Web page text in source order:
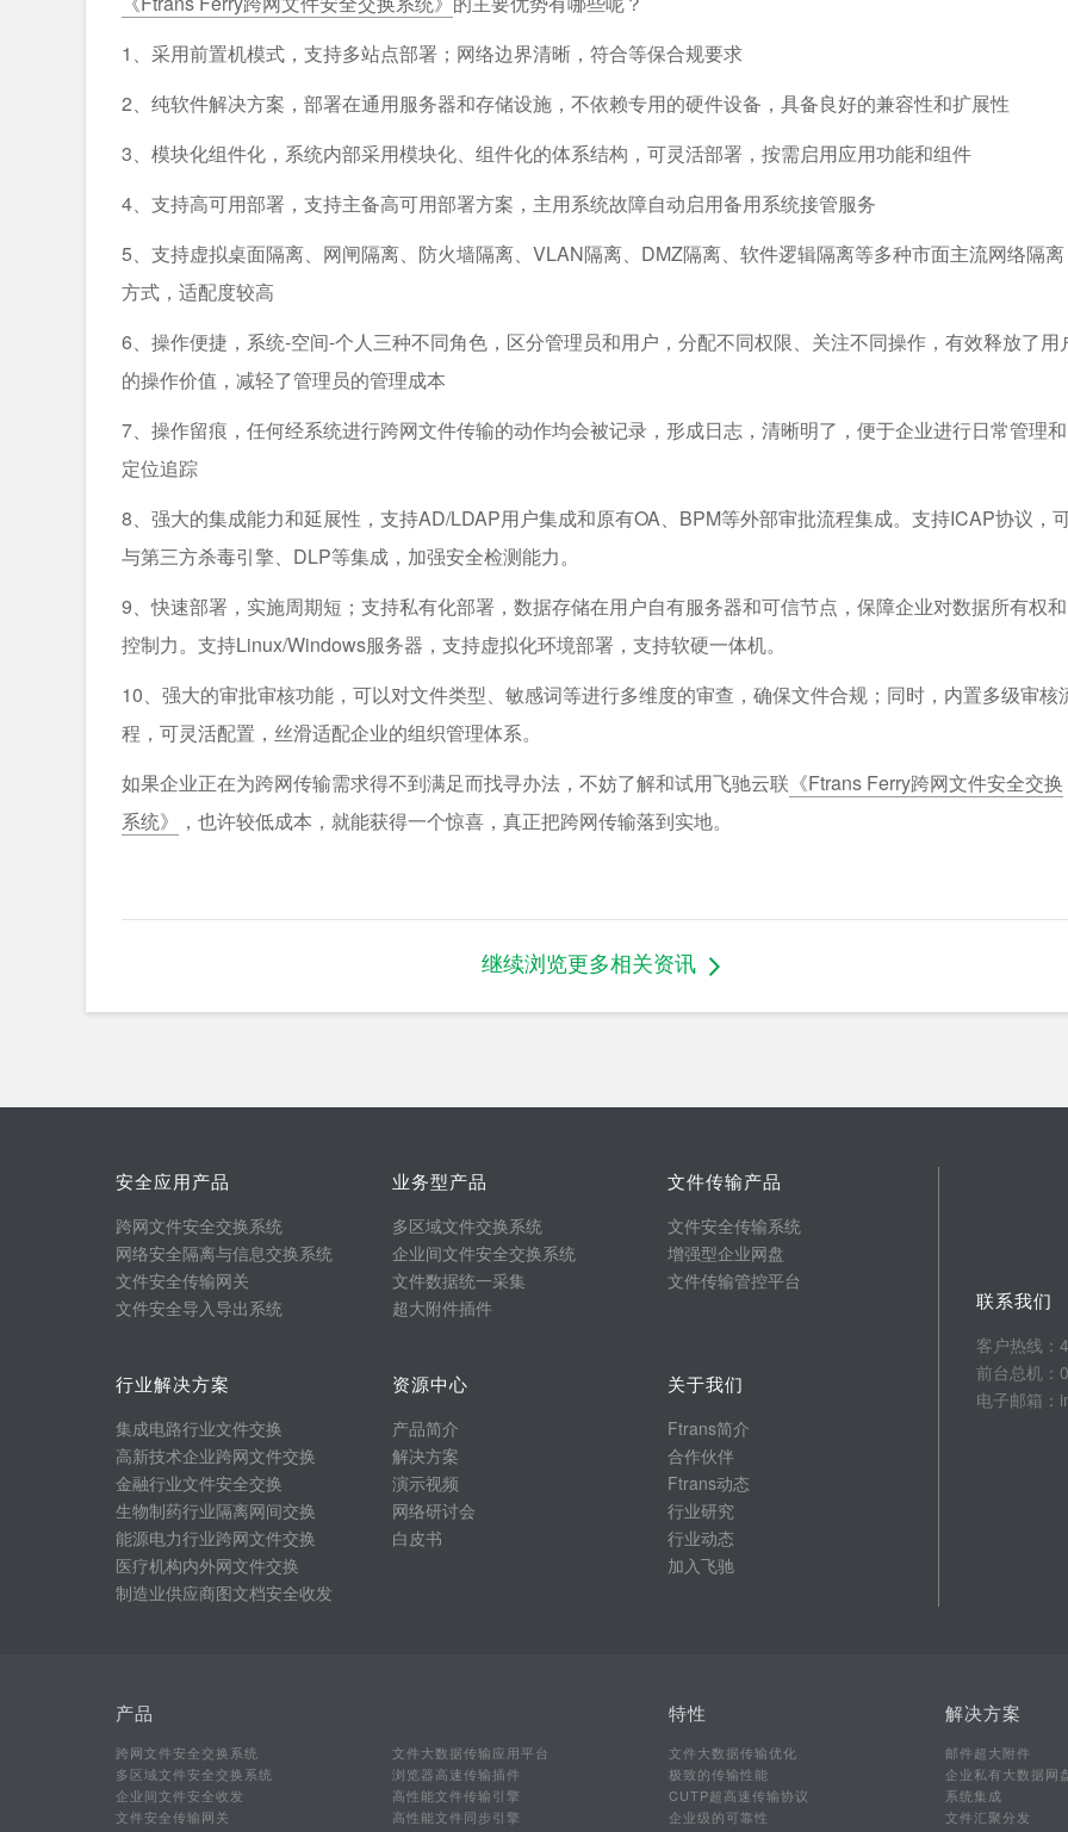
1、采用前置机模式，支持多站点部署；网络边界清晰，符合等保合规要求
2、纯软件解决方案，部署在通用服务器和存储设施，不依赖专用的硬件设备，具备良好的兼容性和扩展性
3、模块化组件化，系统内部采用模块化、组件化的体系结构，可灵活部署，按需启用应用功能和组件
4、支持高可用部署，支持主备高可用部署方案，主用系统故障自动启用备用系统接管服务
5、支持虚拟桌面隔离、网闸隔离、防火墙隔离、VLAN隔离、DMZ隔离、软件逻辑隔离等多种市面主流网络隔离
方式，适配度较高
6、操作便捷，系统-空间-个人三种不同角色，区分管理员和用户，分配不同权限、关注不同操作，有效释放了用
的操作价值，减轻了管理员的管理成本
7、操作留痕，任何经系统进行跨网文件传输的动作均会被记录，形成日志，清晰明了，便于企业进行日常管理和
定位追踪
8、强大的集成能力和延展性，支持AD/LDAP用户集成和原有OA、BPM等外部审批流程集成。支持ICAP协议，
与第三方杀毒引擎、DLP等集成，加强安全检测能力。
9、快速部署，实施周期短；支持私有化部署，数据存储在用户自有服务器和可信节点，保障企业对数据所有权和
控制力。支持Linux/Windows服务器，支持虚拟化环境部署，支持软硬一体机。
10、强大的审批审核功能，可以对文件类型、敏感词等进行多维度的审查，确保文件合规；同时，内置多级审核
程，可灵活配置，丝滑适配企业的组织管理体系。
如果企业正在为跨网传输需求得不到满足而找寻办法，不妨了解和试用飞驰云联 《Ftrans Ferry跨网文件安全交换
系统》
，也许较低成本，就能获得一个惊喜，真正把跨网传输落到实地。
继续浏览更多相关资讯
安全应用产品
跨网文件安全交换系统
网络安全隔离与信息交换系统
文件安全传输网关
文件安全导入导出系统
业务型产品
多区域文件交换系统
企业间文件安全交换系统
文件数据统一采集
超大附件插件
文件传输产品
文件安全传输系统
增强型企业网盘
文件传输管控平台
行业解决方案
集成电路行业文件交换
高新技术企业跨网文件交换
金融行业文件安全交换
生物制药行业隔离网间交换
能源电力行业跨网文件交换
医疗机构内外网文件交换
制造业供应商图文档安全收发
资源中心
产品简介
解决方案
演示视频
网络研讨会
白皮书
关于我们
Ftrans简介
合作伙伴
Ftrans动态
行业研究
行业动态
加入飞驰
联系我们
客户热线：
前台总机：
电子邮箱：
产品
跨网文件安全交换系统
多区域文件安全交换系统
企业间文件安全收发
文件安全传输网关
文件大数据传输应用平台
浏览器高速传输插件
高性能文件传输引擎
高性能文件同步引擎
特性
文件大数据传输优化
极致的传输性能
CUTP超高速传输协议
企业级的可靠性
解决方案
邮件超大附件
企业私有大数据网
系统集成
文件汇聚分发